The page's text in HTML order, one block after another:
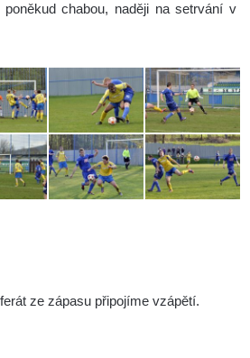
chabou, naději na setrvání v
ze zápasu připojíme vzápětí.